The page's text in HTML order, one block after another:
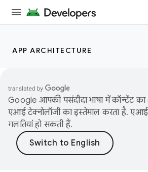
APP ARCHITECTURE
Google आपकी पसंदीदा भाषा में कॉन्टेंट
एआई टेक्नोलॉजी का इस्तेमाल करता है.
गलतियां हो सकती हैं.